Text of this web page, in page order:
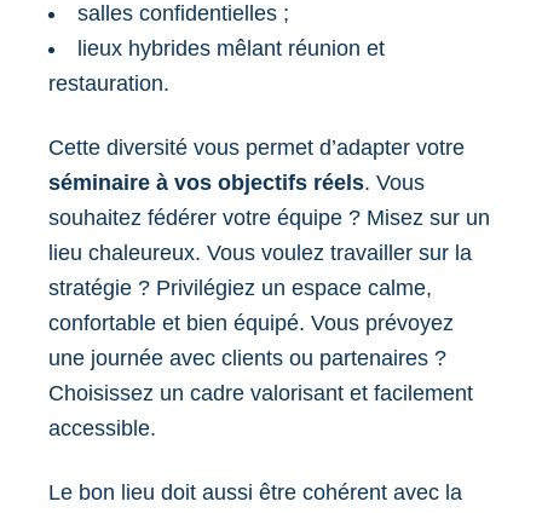
salles confidentielles ;
lieux hybrides mêlant réunion et
restauration.
Cette diversité vous permet d’adapter votre
séminaire à vos objectifs réels. Vous
souhaitez fédérer votre équipe ? Misez sur un
lieu chaleureux. Vous voulez travailler sur la
stratégie ? Privilégiez un espace calme,
confortable et bien équipé. Vous prévoyez
une journée avec clients ou partenaires ?
Choisissez un cadre valorisant et facilement
accessible.
Le bon lieu doit aussi être cohérent avec la